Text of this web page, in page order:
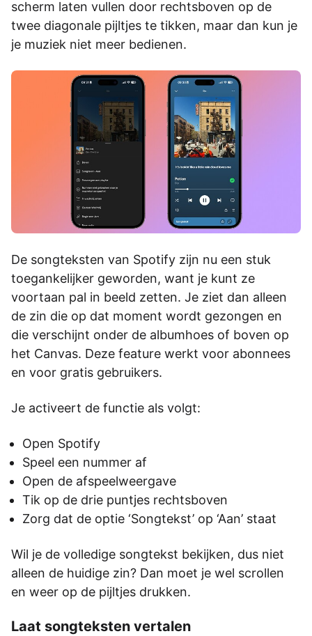
scherm laten vullen door rechtsboven op de
twee diagonale pijltjes te tikken, maar dan kun je
je muziek niet meer bedienen.
De songteksten van Spotify zijn nu een stuk
toegankelijker geworden, want je kunt ze
voortaan pal in beeld zetten. Je ziet dan alleen
de zin die op dat moment wordt gezongen en
die verschijnt onder de albumhoes of boven op
het Canvas. Deze feature werkt voor abonnees
en voor gratis gebruikers.
Je activeert de functie als volgt:
Open Spotify
Speel een nummer af
Open de afspeelweergave
Tik op de drie puntjes rechtsboven
Zorg dat de optie ‘Songtekst’ op ‘Aan’ staat
Wil je de volledige songtekst bekijken, dus niet
alleen de huidige zin? Dan moet je wel scrollen
en weer op de pijltjes drukken.
Laat songteksten vertalen